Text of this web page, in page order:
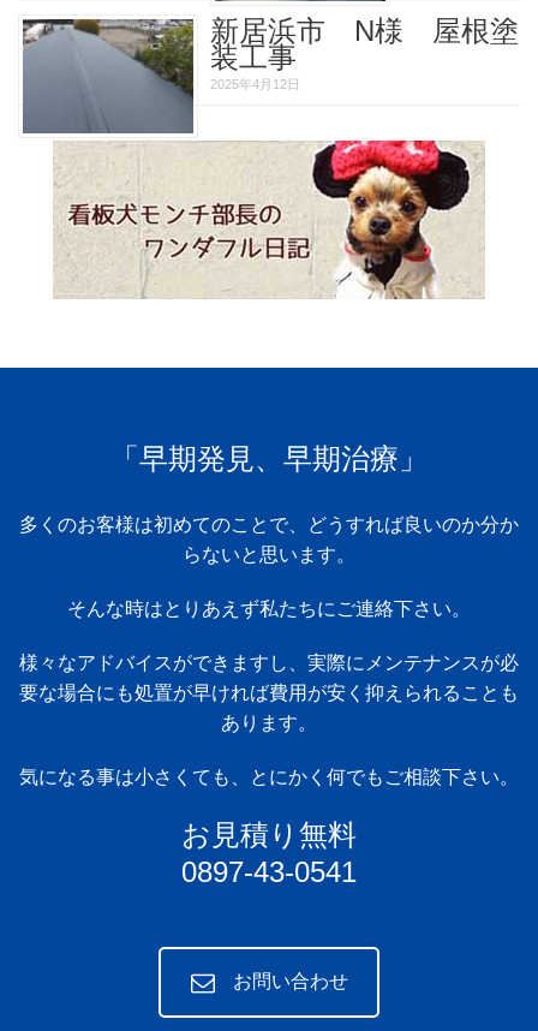
新居浜市 N様 屋根塗
装工事
2025年4月12日
「早期発見、早期治療」
多くのお客様は初めてのことで、どうすれば良いのか分か
らないと思います。
そんな時はとりあえず私たちにご連絡下さい。
様々なアドバイスができますし、実際にメンテナンスが必
要な場合にも処置が早ければ費用が安く抑えられることも
あります。
気になる事は小さくても、とにかく何でもご相談下さい。
お見積り無料
0897-43-0541
お問い合わせ